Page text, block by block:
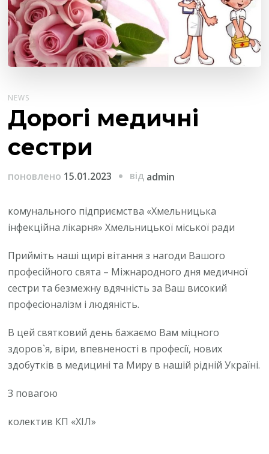
NEWS
Дорогі медичні
сестри
поновлено 15.01.2023 від admin
комунального підприємства «Хмельницька
інфекційна лікарня» Хмельницької міської ради
Прийміть наші щирі вітання з нагоди Вашого
професійного свята – Міжнародного дня медичної
сестри та безмежну вдячність за Ваш високий
професіоналізм і людяність.
В цей святковий день бажаємо Вам міцного
здоров`я, віри, впевненості в професії, нових
здобутків в медицині та Миру в нашій рідній Україні.
З повагою
колектив КП «ХІЛ»